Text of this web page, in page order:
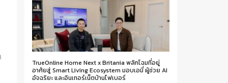
TrueOnline Home Next x Britania พลิกโฉมที่อยู่
อาศัยสู่ Smart Living Ecosystem มอบเอมี่ ผู้ช่วย AI
อัจฉริยะ และอินเทอร์เน็ตบ้านไฟเบอร์